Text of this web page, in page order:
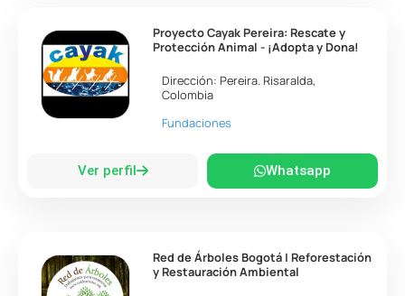
Proyecto Cayak Pereira: Rescate y
Protección Animal - ¡Adopta y Dona!
Dirección: Pereira. Risaralda,
Colombia
Fundaciones
Ver perfil Whatsapp
Red de Árboles Bogotá | Reforestación
y Restauración Ambiental